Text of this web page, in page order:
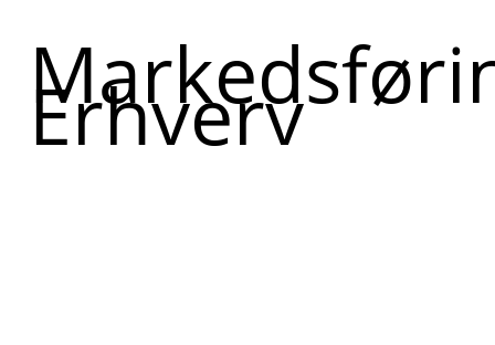
Erhverv